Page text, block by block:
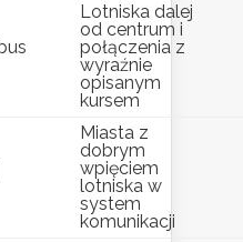
Lotniska dalej
od centrum i
połączenia z
wyraźnie
opisanym
kursem
Miasta z
dobrym
wpięciem
lotniska w
system
komunikacji